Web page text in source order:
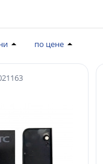
по цене